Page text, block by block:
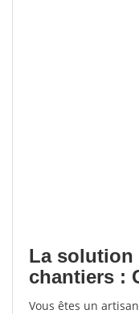
La solution
chantiers :
Vous êtes un